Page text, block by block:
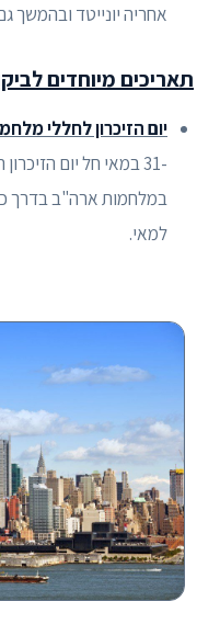
אחריה יונייטד ובהמשך
תאריכים מיוחדים
יום הזיכרון לחללי
-31 במאי חל יום
למאי.